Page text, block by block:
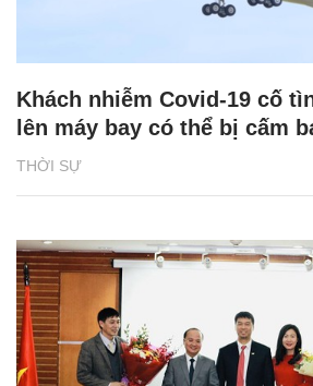
THỜI SỰ
Khách nhiễm Covid-19 cố
lên máy bay có thể bị cấm